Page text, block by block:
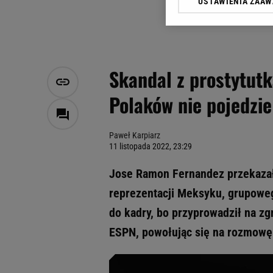
Skandal z
Polaków nie
Paweł Karpiarz
11 listopada 2022, 23:29
Jose Ramon Fernandez
reprezentacji Meksyku,
do kadry, bo przyprowadził na
ESPN, powołując się na
Klikając „Akceptuję”
Zaufanych Partnerów i
My, nasi Zaufani
Użycie dokładnych
Przechowywanie